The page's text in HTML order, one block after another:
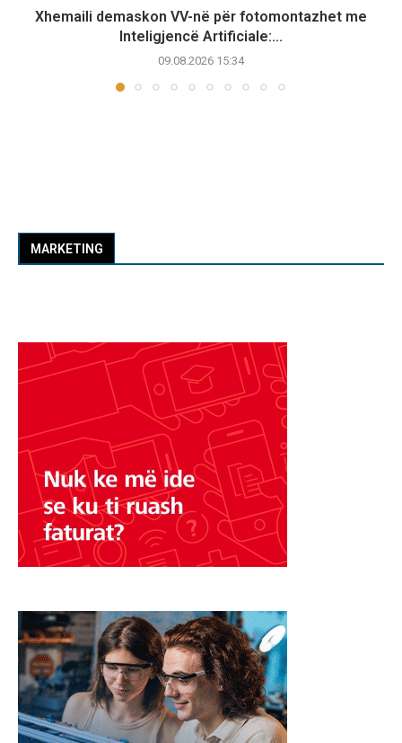
Xhemaili demaskon VV-në për fotomontazhet me
Inteligjencë Artificiale:...
09.08.2026 15:34
MARKETING